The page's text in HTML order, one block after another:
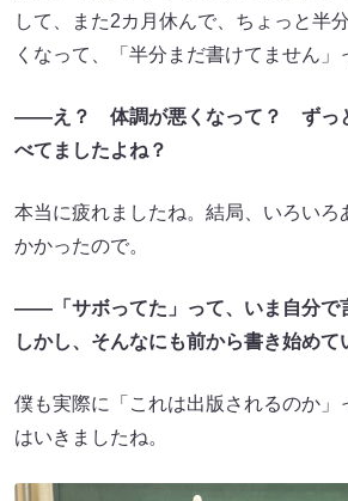
して、また2カ月休んで、ちょっと半
くなって、「半分まだ書けてません
――え？ 体調が悪くなって？ ずっ
べてましたよね？
本当に疲れましたね。結局、いろいろ
かかったので。
――「サボってた」って、いま自分で
しかし、そんなにも前から書き始めて
僕も実際に「これは出版されるのか」
はいきましたね。